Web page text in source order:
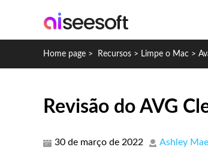
Home page > Recursos > Limpe o Mac >
Revisão do AVG
30 de março de 2022 Ashley Mae